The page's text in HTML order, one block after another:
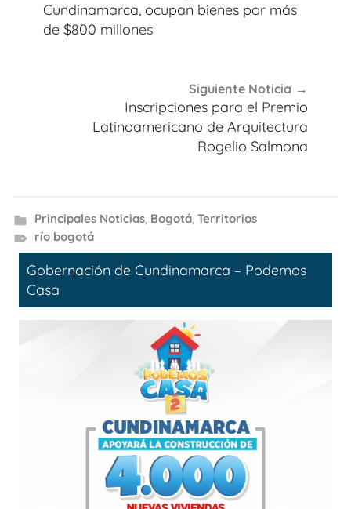
entradas
Cundinamarca, ocupan bienes por más
de $800 millones
Siguiente Noticia
Inscripciones para el Premio
Latinoamericano de Arquitectura
Rogelio Salmona
Principales Noticias, Bogotá, Territorios
río bogotá
Gobernación de Cundinamarca – Podemos
Casa